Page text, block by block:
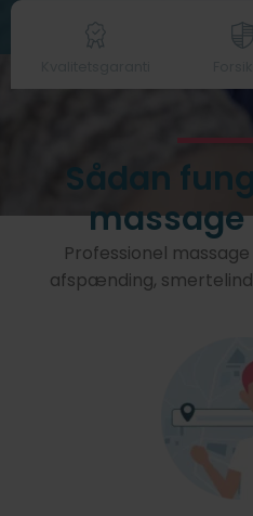
Sådan
massage
Professionel
afspænding,